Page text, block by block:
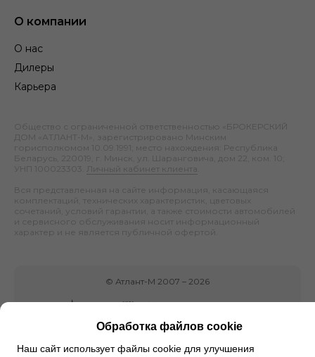
О компании
О нас
Дилеры
Карьера
Общество с ограниченной ответственностью «БРОКЕРСКИЙ
ДОМ «АТЛАНТ-М», зарегистрировано Минским
горисполкомом 10.09.1991; место нахождения: Республика
Беларусь, 220019, г. Минск, ул. Шаранговича, дом 22, ком. 10;
УНП 100023303.
Личный кабинет клиента
Вся представленная на сайте информация, касающаяся
комплектаций, технических характеристик, цветовых
сочетаний, условий гарантии, а также стоимости автомобилей
и сервисного обслуживания носит информационный
характер и не является публичной офертой.
© Атлант-М 2007 – 2026
Обработка файлов cookie
Наш сайт использует файлы cookie для улучшения